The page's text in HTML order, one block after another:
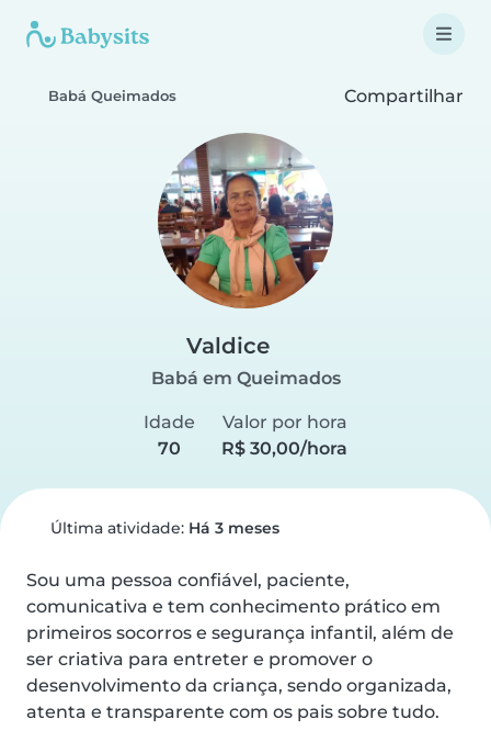
Babá Queimados Compartilhar
Valdice
Babá em Queimados
Idade
70
Valor por hora
R$ 30,00/hora
Última atividade: Há 3 meses
Sou uma pessoa confiável, paciente,
comunicativa e tem conhecimento prático em
primeiros socorros e segurança infantil, além de
ser criativa para entreter e promover o
desenvolvimento da criança, sendo organizada,
atenta e transparente com os pais sobre tudo.